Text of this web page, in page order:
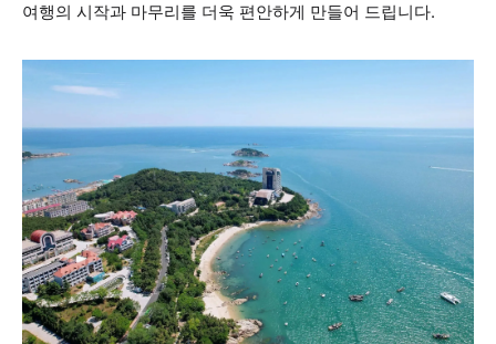
여행의 시작과 마무리를 더욱 편안하게 만들어 드립니다.